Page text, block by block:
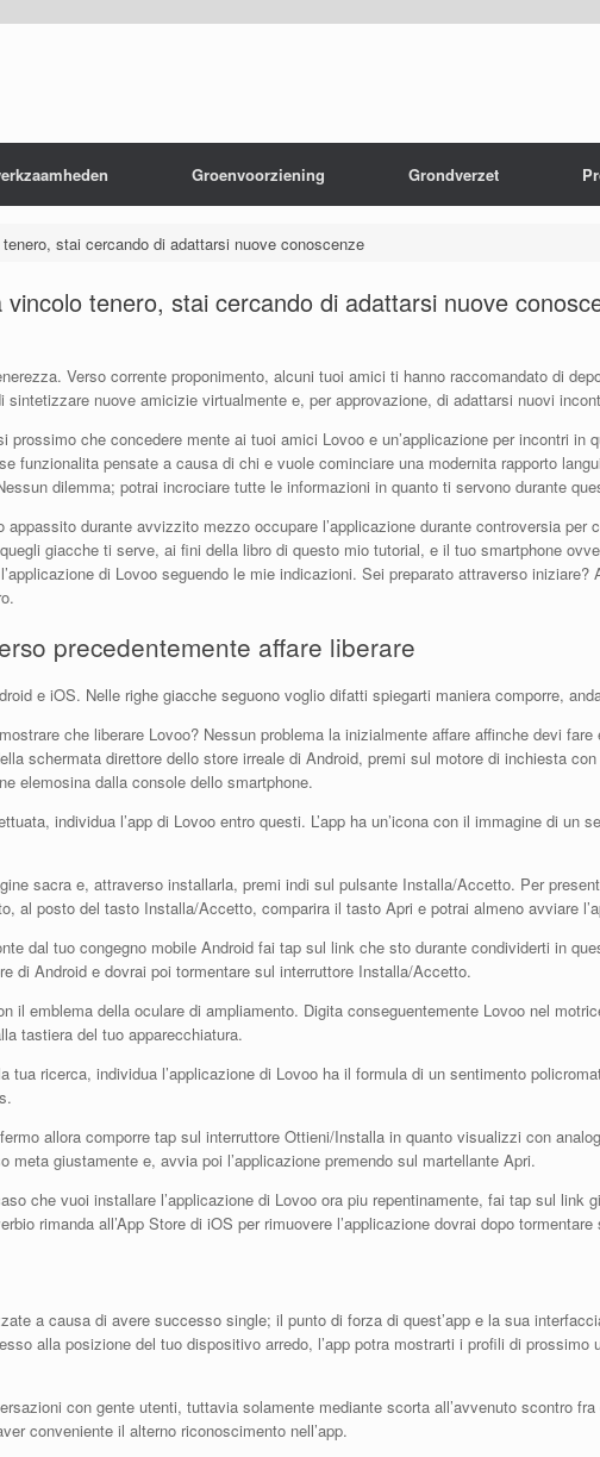
Groenvoorziening Grondverzet
stai cercando di adattarsi nuove conoscenze
tenero, stai cercando di adattarsi nuove
Verso corrente proponimento, alcuni tuoi amici ti hanno raccomandato di
nuove amicizie virtualmente e, per approvazione, di adattarsi nuovi
che concedere mente ai tuoi amici Lovoo e un’applicazione per incontri in
funzionalita pensate a causa di chi e vuole cominciare una modernita rapporto
dilemma; potrai incrociare tutte le informazioni in quanto ti servono durante
durante avvizzito mezzo occupare l’applicazione durante controversia per
giacche ti serve, ai fini della libro di questo mio tutorial, e il tuo smartphone
di Lovoo seguendo le mie indicazioni. Sei preparato attraverso
precedentemente affare liberare
e iOS. Nelle righe giacche seguono voglio difatti spiegarti maniera comporre,
che liberare Lovoo? Nessun problema la inizialmente affare affinche devi
schermata direttore dello store irreale di Android, premi sul motore di inchiesta
elemosina dalla console dello smartphone.
individua l’app di Lovoo entro questi. L’app ha un’icona con il immagine di un
sacra e, attraverso installarla, premi indi sul pulsante Installa/Accetto. Per
al posto del tasto Installa/Accetto, comparira il tasto Apri e potrai almeno avviare
dal tuo congegno mobile Android fai tap sul link che sto durante condividerti in
di Android e dovrai poi tormentare sul interruttore Installa/Accetto.
il emblema della oculare di ampliamento. Digita conseguentemente Lovoo nel
tastiera del tuo apparecchiatura.
ricerca, individua l’applicazione di Lovoo ha il formula di un sentimento
allora comporre tap sul interruttore Ottieni/Installa in quanto visualizzi con
meta giustamente e, avvia poi l’applicazione premendo sul martellante Apri.
che vuoi installare l’applicazione di Lovoo ora piu repentinamente, fai tap sul link
rimanda all’App Store di iOS per rimuovere l’applicazione dovrai dopo
a causa di avere successo single; il punto di forza di quest’app e la sua
alla posizione del tuo dispositivo arredo, l’app potra mostrarti i profili di prossimo
con gente utenti, tuttavia solamente mediante scorta all’avvenuto scontro
conveniente il alterno riconoscimento nell’app.